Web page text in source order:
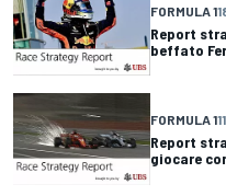
FORMULA 1
Report
beffato
FORMULA 1
Report
giocare